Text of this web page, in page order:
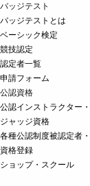
バッジテスト
バッジテストとは
ベーシック検定
競技認定
認定者一覧
申請フォーム
公認資格
公認インストラクター
ジャッジ資格
各種公認制度被認定者
資格登録
ショップ・スクール